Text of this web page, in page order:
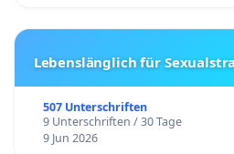
Lebenslänglich für
507 Unterschriften
9 Unterschriften / 30 Tage
9 Jun 2026